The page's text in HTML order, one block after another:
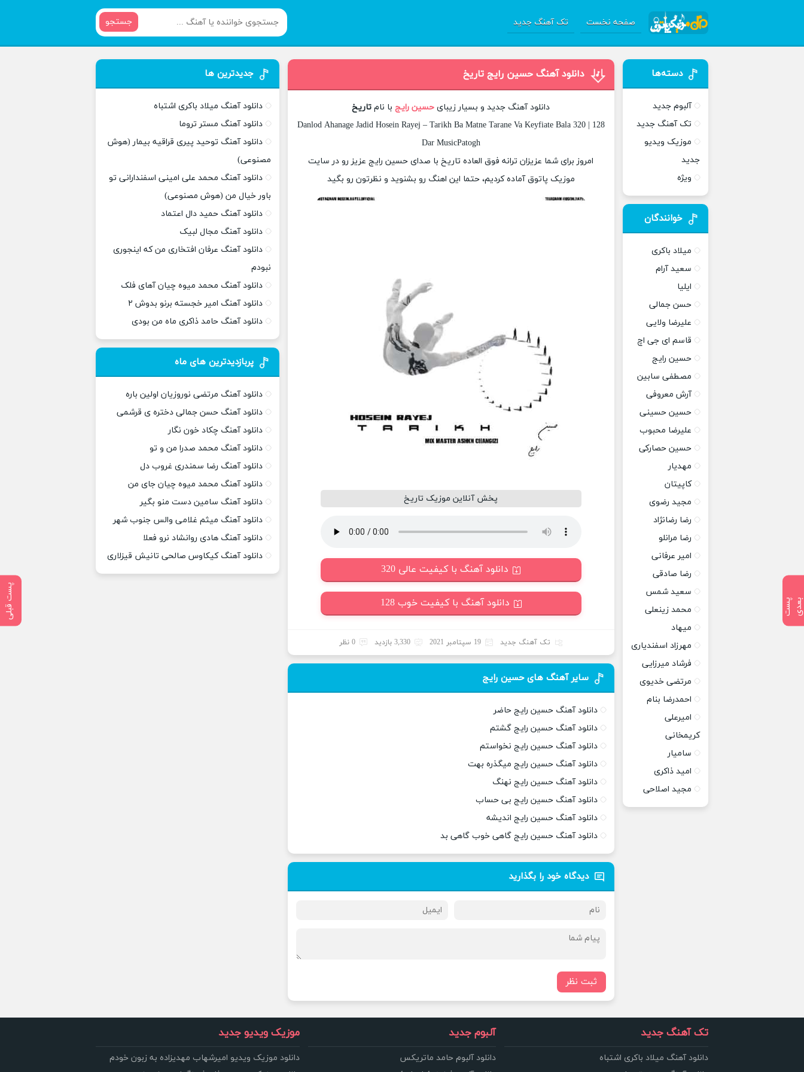
صفحه نخست تک آهنگ جدید جستجو
پ
س
ت
ب
ع
د ی پست قبلی
دانلود آهنگ حسین رایج تاریخ
دانلود آهنگ جدید و بسیار زیبای حسین رایجبا نام تاریخ
Danlod Ahanage Jadid Hosein Rayej – Tarikh Ba Matne Tarane Va Keyfiate Bala 320 | 128
Dar MusicPatogh
امروز برای شما عزیزان ترانه فوق العاده تاریخ با صدای حسین رایج عزیز رو در سایت
موزیک پاتوق آماده کردیم، حتما این اهنگ رو بشنوید و نظرتون رو بگید
پخش آنلاین موزیک تاریخ
دانلود آهنگ با کیفیت عالی 320
دانلود آهنگ با کیفیت خوب 128
تک آهنگ جدید 19 سپتامبر 2021 3,330 بازدید 0 نظر
سایر آهنگ های حسین رایج
دانلود آهنگ حسین رایج حاضر
دانلود آهنگ حسین رایج گشتم
دانلود آهنگ حسین رایج نخواستم
دانلود آهنگ حسین رایج میگذره بهت
دانلود آهنگ حسین رایج نهنگ
دانلود آهنگ حسین رایج بی حساب
دانلود آهنگ حسین رایج اندیشه
دانلود آهنگ حسین رایج گاهی خوب گاهی بد
دیدگاه خود را بگذارید
ثبت نظر
دسته‌ها
آلبوم جدید
تک آهنگ جدید
موزیک ویدیو
جدید
ویژه
خوانندگان
میلاد باکری
سعید آرام
ایلیا
حسن جمالی
علیرضا ولایی
قاسم ای جی اچ
حسین رایج
مصطفی سابین
آرش معروفی
حسین حسینی
علیرضا محبوب
حسین حصارکی
مهدیار
کاپیتان
مجید رضوی
رضا رضانژاد
رضا مرانلو
امیر عرفانی
رضا صادقی
سعید شمس
محمد زینعلی
میهاد
مهرزاد اسفندیاری
فرشاد میرزایی
مرتضی خدیوی
احمدرضا بنام
امیرعلی
کریمخانی
سامیار
امید ذاکری
مجید اصلاحی
جدیدترین ها
دانلود آهنگ میلاد باکری اشتباه
دانلود آهنگ مستر تروما
دانلود آهنگ توحید پیری قراقیه بیمار (هوش
مصنوعی)
دانلود آهنگ محمد علی امینی اسفندارانی تو
باور خیال من (هوش مصنوعی)
دانلود آهنگ حمید دال اعتماد
دانلود آهنگ مجال لبیک
دانلود آهنگ عرفان افتخاری من که اینجوری
نبودم
دانلود آهنگ محمد میوه چیان آهای فلک
دانلود آهنگ امیر خجسته برنو بدوش ۲
دانلود آهنگ حامد ذاکری ماه من بودی
پربازدیدترین های ماه
دانلود آهنگ مرتضی نوروزیان اولین باره
دانلود آهنگ حسن جمالی دختره ی قرشمی
دانلود آهنگ چکاد خون نگار
دانلود آهنگ محمد صدرا من و تو
دانلود آهنگ رضا سمندری غروب دل
دانلود آهنگ محمد میوه چیان جای من
دانلود آهنگ سامین دست منو بگیر
دانلود آهنگ میثم غلامی والس جنوب شهر
دانلود آهنگ هادی روانشاد نرو فعلا
دانلود آهنگ کیکاوس صالحی تانیش قیزلاری
تک آهنگ جدید
دانلود آهنگ میلاد باکری اشتباه
آلبوم جدید
دانلود آلبوم حامد ماتریکس
موزیک ویدیو جدید
دانلود موزیک ویدیو امیرشهاب مهدیزاده به زبون خودم